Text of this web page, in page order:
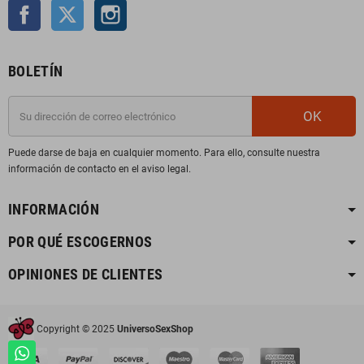
Facebook Twitter
BOLETÍN
OK
Puede darse de baja en cualquier momento. Para ello, consulte nuestra
información de contacto en el aviso legal.
INFORMACIÓN
POR QUÉ ESCOGERNOS
OPINIONES DE CLIENTES
Copyright © 2025 UniversoSexShop